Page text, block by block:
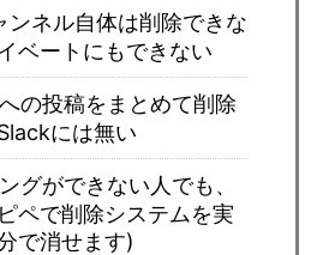
ンネル自体は削除できな
ベートにもできない
の投稿をまとめて削除
には無い
グができない人でも、
ペで削除システムを実
で消せます)